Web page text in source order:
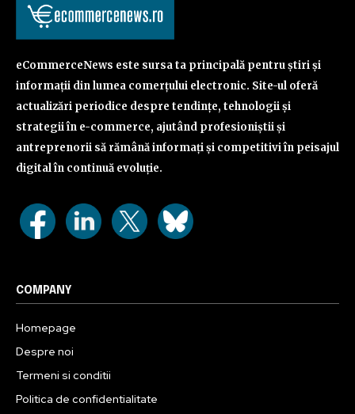
eCommerceNews este sursa ta principală pentru știri și
informații din lumea comerțului electronic. Site-ul oferă
actualizări periodice despre tendințe, tehnologii și
strategii în e-commerce, ajutând profesioniștii și
antreprenorii să rămână informați și competitivi în peisajul
digital în continuă evoluție.
COMPANY
Homepage
Despre noi
Termeni si conditii
Politica de confidentialitate